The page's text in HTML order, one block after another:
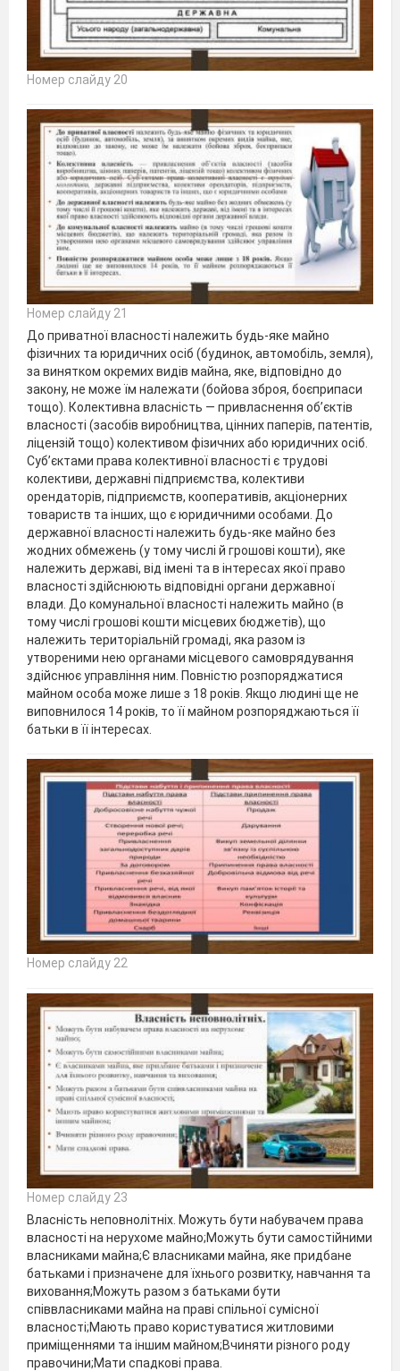
Номер слайду 20
Номер слайду 21
До приватної власності належить будь-яке майно
фізичних та юридичних осіб (будинок, автомобіль, земля),
за винятком окремих видів майна, яке, відповідно до
закону, не може їм належати (бойова зброя, боєприпаси
тощо). Колективна власність — привласнення об’єктів
власності (засобів виробництва, цінних паперів, патентів,
ліцензій тощо) колективом фізичних або юридичних осіб.
Суб’єктами права колективної власності є трудові
колективи, державні підприємства, колективи
орендаторів, підприємств, кооперативів, акціонерних
товариств та інших, що є юридичними особами. До
державної власності належить будь-яке майно без
жодних обмежень (у тому числі й грошові кошти), яке
належить державі, від імені та в інтересах якої право
власності здійснюють відповідні органи державної
влади. До комунальної власності належить майно (в
тому числі грошові кошти місцевих бюджетів), що
належить територіальній громаді, яка разом із
утвореними нею органами місцевого самоврядування
здійснює управління ним. Повністю розпоряджатися
майном особа може лише з 18 років. Якщо людині ще не
виповнилося 14 років, то її майном розпоряджаються її
батьки в її інтересах.
Номер слайду 22
Номер слайду 23
Власність неповнолітніх. Можуть бути набувачем права
власності на нерухоме майно;Можуть бути самостійними
власниками майна;Є власниками майна, яке придбане
батьками і призначене для їхнього розвитку, навчання та
виховання;Можуть разом з батьками бути
співвласниками майна на праві спільної сумісної
власності;Мають право користуватися житловими
приміщеннями та іншим майном;Вчиняти різного роду
правочини;Мати спадкові права.